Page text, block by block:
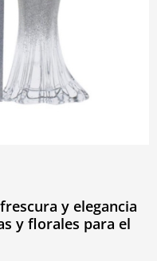
y elegancia
y florales para el